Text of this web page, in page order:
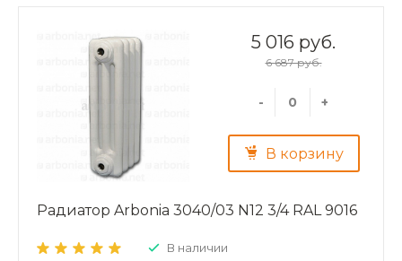
5 016 руб.
6 687 руб.
- +
В корзину
Радиатор Arbonia 3040/03 N12 3/4 RAL 9016
В наличии